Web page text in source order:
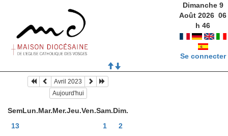
Dimanche 9
Août 2026 06
h46
Se connecter
Avril 2023
Aujourd'hui
SemLun.Mar.Mer.Jeu.Ven.Sam.Dim.
13
1
2